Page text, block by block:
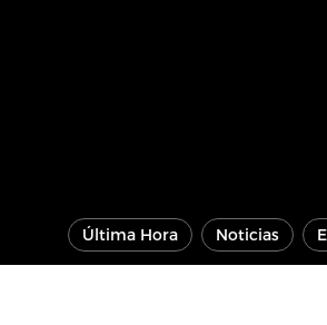
Última Hora Noticias